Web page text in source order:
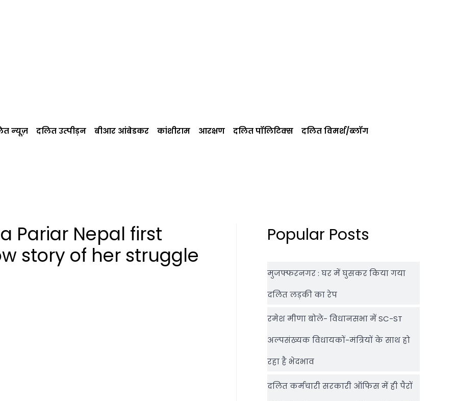
न्‍यूज़ दलित उत्‍पीड़न बीआर आंबेडकर कांशीराम आरक्षण दलित पॉलिटिक्‍स दलित विमर्श/ब्‍लॉग
Pariar Nepal first
story of her struggle
Popular Posts
मुजफ्फरनगर : घर में घुसकर किया गया
दलित लड़की का रेप
रमेश मीणा बोले- विधानसभा में SC-ST
अल्पसंख्यक विधायकों-मंत्रियों के साथ हो
रहा है भेदभाव
दलित कर्मचारी सरकारी ऑफ‍िस में ही पैरों